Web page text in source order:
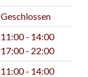
Geschlossen
11:00 - 14:00
17:00 - 22:00
11:00 - 14:00